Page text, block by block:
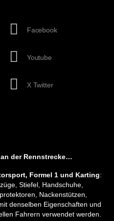
Facebook
Youtube
X Twitter
an der Rennstrecke…
Formel 1 und Karting:
Stiefel, Handschuhe,
Nackenstützen,
denselben Eigenschaften und
Fahrern verwendet werden.